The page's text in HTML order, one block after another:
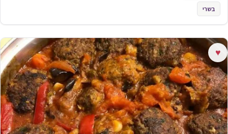
בשרי
♥